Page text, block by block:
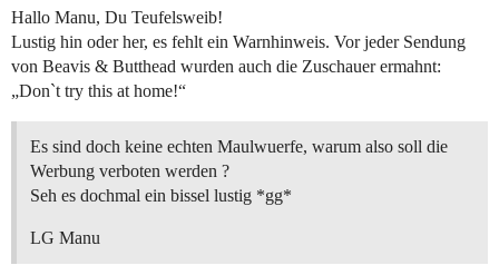
Hallo Manu, Du Teufelsweib!
Lustig hin oder her, es fehlt ein Warnhinweis. Vor jeder Sendung
von Beavis & Butthead wurden auch die Zuschauer ermahnt:
„Don`t try this at home!“
Es sind doch keine echten Maulwuerfe, warum also soll die
Werbung verboten werden ?
Seh es dochmal ein bissel lustig *gg*
LG Manu